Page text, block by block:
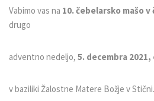
Vabimo vas na 10. čebelarsko mašo v
drugo
adventno nedeljo, 5. decembra 2021,
v baziliki Žalostne Matere Božje v Stični.